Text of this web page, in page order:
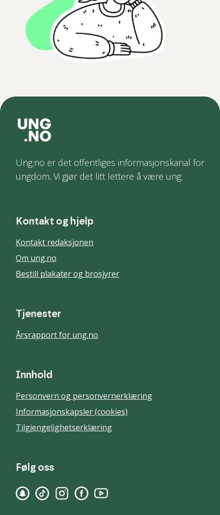
Ung.no er det offentliges informasjonskanal for
ungdom. Vi gjør det litt lettere å være ung.
Kontakt og hjelp
Kontakt redaksjonen
Om ung.no
Bestill plakater og brosjyrer
Tjenester
Årsrapport for ung.no
Innhold
Personvern og personvernerklæring
Informasjonskapsler (cookies)
Tilgjengelighetserklæring
Følg oss